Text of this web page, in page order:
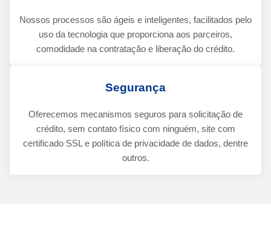
Nossos processos são ágeis e inteligentes, facilitados pelo
uso da tecnologia que proporciona aos parceiros,
comodidade na contratação e liberação do crédito.
Segurança
Oferecemos mecanismos seguros para solicitação de
crédito, sem contato físico com ninguém, site com
certificado SSL e política de privacidade de dados, dentre
outros.